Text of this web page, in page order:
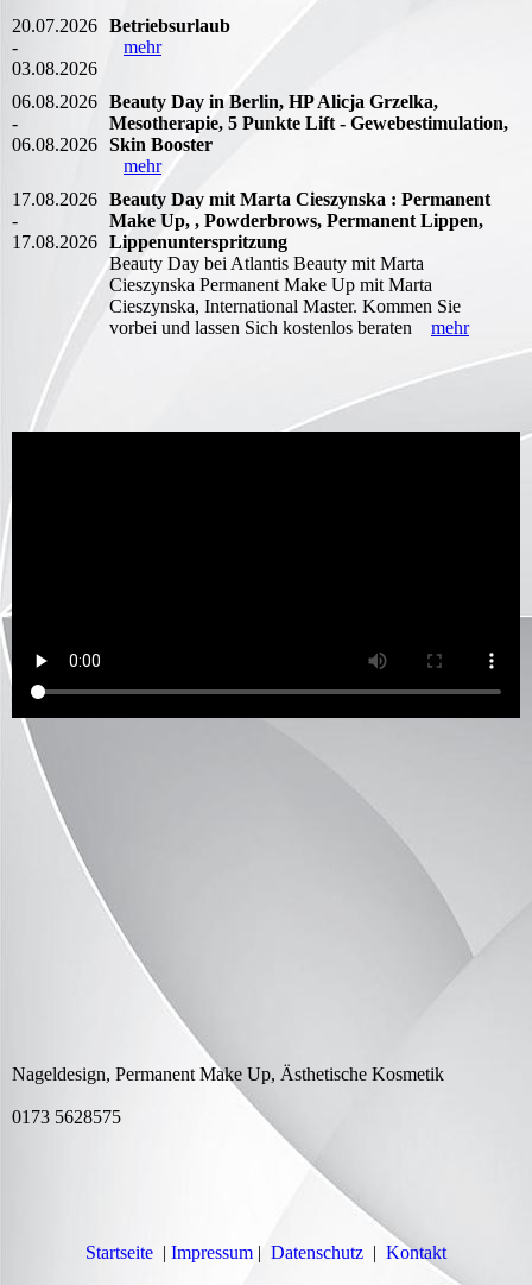
20.07.2026
-
03.08.2026
Betriebsurlaub
mehr
06.08.2026
-
06.08.2026
Beauty Day in Berlin, HP Alicja Grzelka,
Mesotherapie, 5 Punkte Lift - Gewebestimulation,
Skin Booster
mehr
17.08.2026
-
17.08.2026
Beauty Day mit Marta Cieszynska : Permanent
Make Up, , Powderbrows, Permanent Lippen,
Lippenunterspritzung
Beauty Day bei Atlantis Beauty mit Marta
Cieszynska Permanent Make Up mit Marta
Cieszynska, International Master. Kommen Sie
vorbei und lassen Sich kostenlos beraten mehr
Nageldesign, Permanent Make Up, Ästhetische Kosmetik
0173 5628575
Startseite | Impressum | Datenschutz | Kontakt